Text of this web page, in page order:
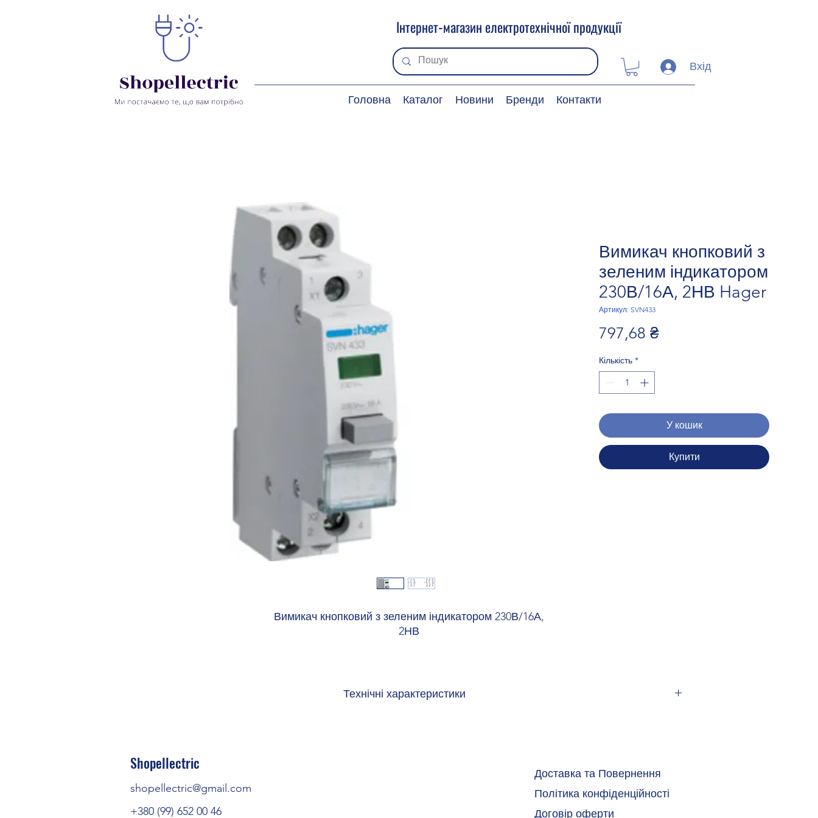
Інтернет-магазин електротехнічної продукції
Вхід
Головна Каталог Новини Бренди Контакти
Вимикач кнопковий з
зеленим індикатором
230В/16А, 2НВ Hager
Артикул: SVN433
797,68 ₴Ціна
Кількість *
У кошик
Купити
Вимикач кнопковий з зеленим індикатором 230В/16А,
2НВ
Технічні характеристики
Shopellectric
shopellectric@gmail.com
+380 (99) 652 00 46
Доставка та Повернення
Політика конфіденційності
Договір оферти